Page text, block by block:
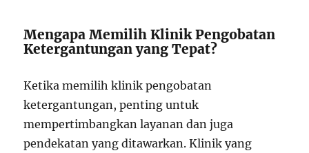
Mengapa Memilih Klinik Pengobatan
Ketergantungan yang Tepat?
Ketika memilih klinik pengobatan
ketergantungan, penting untuk
mempertimbangkan layanan dan juga
pendekatan yang ditawarkan. Klinik yang